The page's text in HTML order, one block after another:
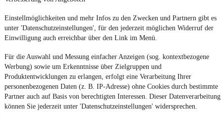
Einstellmöglichkeiten und mehr Infos zu den Zwecken und Partnern gibt es
unter 'Datenschutzeinstellungen', für den jederzeit möglichen Widerruf der
Einwilligung auch erreichbar über den Link im Menü.
Für die Auswahl und Messung einfacher Anzeigen (sog. kontextbezogene
Werbung) sowie um Erkenntnisse über Zielgruppen und
Produktentwicklungen zu erlangen, erfolgt eine Verarbeitung Ihrer
personenbezogenen Daten (z. B. IP-Adresse) ohne Cookies durch bestimmte
Partner auch auf Basis von berechtigten Interessen. Dieser Datenverarbeitung
können Sie jederzeit unter 'Datenschutzeinstellungen' widersprechen.